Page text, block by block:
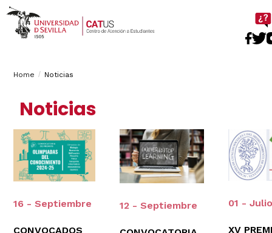
Breadcrumbs
You
here:
Home Noticias
Noticias
16 - Septiembre
CONVOCADOS
12 - Septiembre 01 -
XV